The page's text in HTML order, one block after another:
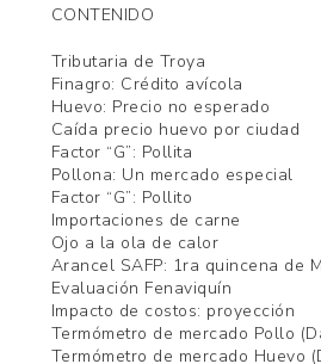
CONTENIDO
Tributaria de Troya
Finagro: Crédito avícola
Huevo: Precio no esperado
Caída precio huevo por ciudad
Factor “G”: Pollita
Pollona: Un mercado especial
Factor “G”: Pollito
Importaciones de carne
Ojo a la ola de calor
Arancel SAFP: 1ra quincena de
Evaluación Fenaviquín
Impacto de costos: proyección
Termómetro de mercado Pollo
Termómetro de mercado Huevo